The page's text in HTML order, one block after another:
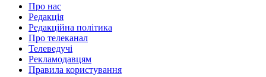
Про нас
Редакція
Редакційна політика
Про телеканал
Телеведучі
Рекламодавцям
Правила користування